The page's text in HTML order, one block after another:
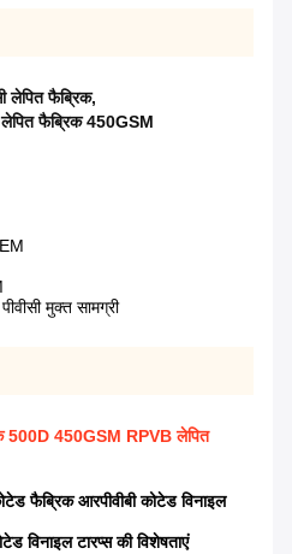
लेपित फैब्रिक,
लेपित फैब्रिक 450GSM
मुक्त सामग्री
500D 450GSM RPVB लेपित
फैब्रिक आरपीवीबी कोटेड विनाइल
विनाइल टारप्स की विशेषताएं